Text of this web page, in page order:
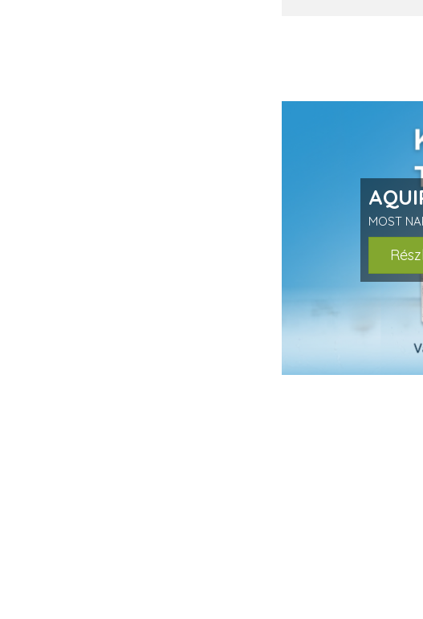
MOST